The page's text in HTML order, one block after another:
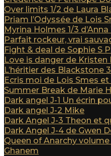
Over limits 1/2 de Laura
Priam l’Odyssée de Lois
Myrina Holmes 1/3 d’Anna
Parfait rockeur, vrai
Fight & deal de Sophie S
Love is danger de Kristen
L’héritier des Blackstone
Ecris moi de Lois Smes
Summer Break de Marie
Dark angel J-1 Un écrin
Dark angel J-2 Mike
Dark Angel J-3 Theon et
Dark Angel J-4 de Gwen
Queen of Anarchy volume
Ghanem